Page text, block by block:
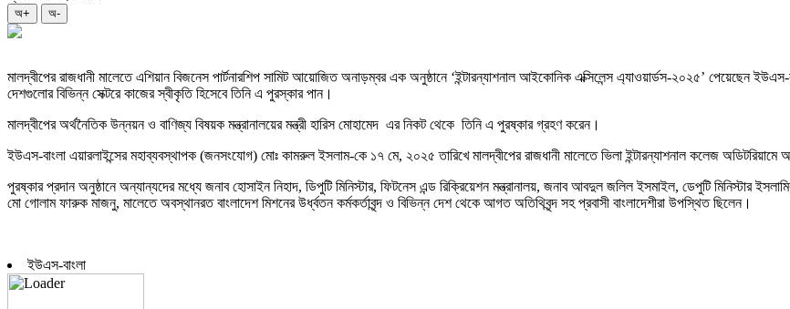
অ+ অ-
মালদ্বীপের রাজধানী মালেতে এশিয়ান বিজনেস পার্টনারশিপ সামিট আয়োজিত অনাড়ম্বর এক অনুষ্ঠানে ‘ইন্টারন্যাশনাল আইকোনিক এক্সিলেন্স এ্যাওয়ার্ডস-২০২৫’ পেয়েছেন
দেশগুলোর বিভিন্ন সেক্টরে কাজের স্বীকৃতি হিসেবে তিনি এ পুরস্কার পান।
মালদ্বীপের অর্থনৈতিক উন্নয়ন ও বাণিজ্য বিষয়ক মন্ত্রানালয়ের মন্ত্রী হারিস মোহামেদ এর নিকট থেকে তিনি এ পুরষ্কার গ্রহণ করেন।
ইউএস-বাংলা এয়ারলাইন্সের মহাব্যবস্থাপক (জনসংযোগ) মোঃ কামরুল ইসলাম-কে ১৭ মে, ২০২৫ তারিখে মালদ্বীপের রাজধানী মালেতে ভিলা ইন্টারন্যাশনাল কলেজ অডিটরিয়ামে
পুরষ্কার প্রদান অনুষ্ঠানে অন্যান্যদের মধ্যে জনাব হোসাইন নিহাদ, ডিপুটি মিনিস্টার, ফিটনেস এন্ড রিক্রিয়েশন মন্ত্রানালয়, জনাব আবদুল জলিল ইসমাইল, ডেপুটি মিনিস্টার
মো গোলাম ফারুক মাজনু, মালেতে অবস্থানরত বাংলাদেশ মিশনের উর্ধ্বতন কর্মকর্তাবৃন্দ ও বিভিন্ন দেশ থেকে আগত অতিথিবৃন্দ সহ প্রবাসী বাংলাদেশীরা উপস্থিত ছিলেন।
ইউএস-বাংলা